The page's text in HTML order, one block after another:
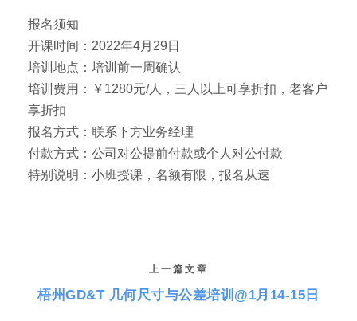
报名须知
开课时间：2022年4月29日
培训地点：培训前一周确认
培训费用：￥1280元/人，三人以上可享折扣，老客户
享折扣
报名方式：联系下方业务经理
付款方式：公司对公提前付款或个人对公付款
特别说明：小班授课，名额有限，报名从速
上一篇文章
梧州GD&T 几何尺寸与公差培训@1月14-15日